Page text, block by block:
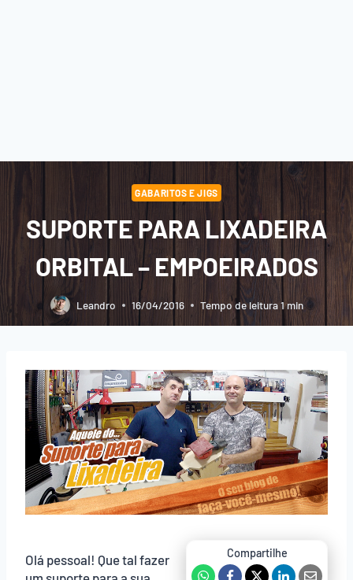
GABARITOS E JIGS
SUPORTE PARA LIXADEIRA
ORBITAL – EMPOEIRADOS
Leandro 16/04/2016 Tempo de leitura1min
Olá pessoal! Que tal fazer